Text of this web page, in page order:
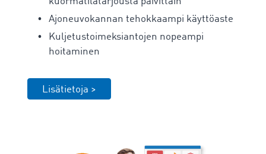
Ajoneuvokannan tehokkaampi käyttöaste
Kuljetustoimeksiantojen nopeampi
hoitaminen
Lisätietoja >